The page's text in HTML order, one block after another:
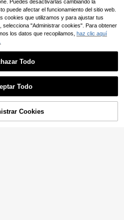
#VestidoEstampado
KARISMINA Vestido corto de veran
o para la playa de mujer con busto f
runcido, estampado floral total y det
alle de nudo, de corte ajustado
$31.390
DESCUENTO!
Puedes desactivarlas cambiando la
puede afectar el funcionamiento del sitio web.
cookies que utilizamos y para ajustar tus
"Administrar cookies". Para obtener
los datos que recopilamos, haz clic aquí
Todo
Todo
Cookies